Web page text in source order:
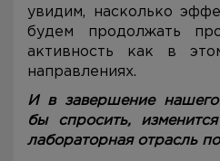
увидим, насколько
будем продолжать
активность как в
направлениях.
И в завершение нашего
бы спросить,
лабораторная отрасль